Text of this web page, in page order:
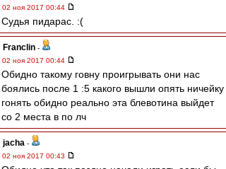
02 ноя 2017 00:44
Судья пидарас. :(
Franclin -
02 ноя 2017 00:44
Обидно такому говну проигрывать они нас
боялись после 1 :5 какого вышли опять ничейку
гонять обидно реально эта блевотина выйдет
со 2 места в по лч
jacha -
02 ноя 2017 00:43